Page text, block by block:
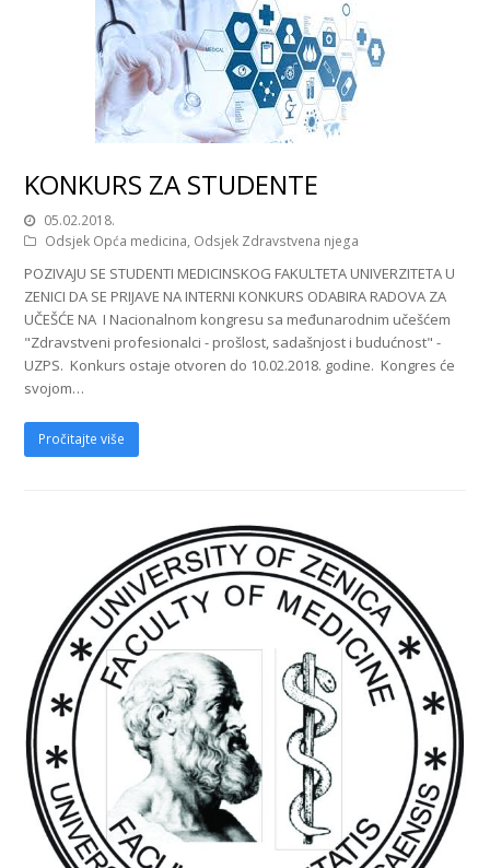
KONKURS ZA STUDENTE
05.02.2018.
Odsjek Opća medicina, Odsjek Zdravstvena njega
POZIVAJU SE STUDENTI MEDICINSKOG FAKULTETA UNIVERZITETA U
ZENICI DA SE PRIJAVE NA INTERNI KONKURS ODABIRA RADOVA ZA
UČEŠĆE NA I Nacionalnom kongresu sa međunarodnim učešćem
"Zdravstveni profesionalci - prošlost, sadašnjost i budućnost" -
UZPS. Konkurs ostaje otvoren do 10.02.2018. godine. Kongres će
svojom…
Pročitajte više